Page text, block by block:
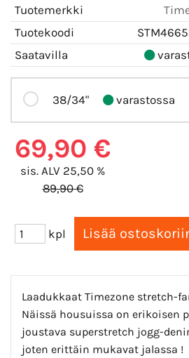
Tuotemerkki
Tuotekoodi
Saatavilla
38/34" varastossa
69,90 €
sis. ALV 25,50 %
89,90 €
kpl
Laadukkaat Timezone stretch-
Näissä housuissa on erikoisen
joustava superstretch jogg-
joten erittäin mukavat jalassa !